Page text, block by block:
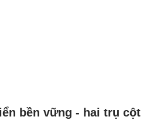
bền vững - hai trụ cột